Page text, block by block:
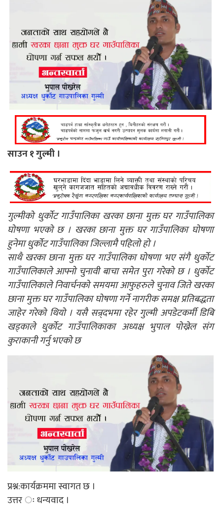
साउन १ गुल्मी ।
गुल्मीको धुर्कोट गाउँपालिका खरका छाना मुक्त घर गाउँपालिका
घोषणा भएको छ । खरका छाना मुक्त घर गाउँपालिका घोषणा
हुनेमा धुर्कोट गाउँपालिका जिल्लामै पहिलो हो ।
साथै खरका छाना मुक्त घर गाउँपालिका घोषणा भए संगै धुर्कोट
गाउँपालिकाले आफ्नो चुनावी बाचा समेत पुरा गरेको छ । धुर्कोट
गाउँपालिकाले निवार्चनको समयमा आफुहरुले चुनाव जिते खरका
छाना मुक्त घर गाउँपालिका घोषणा गर्ने नागरीक समक्ष प्रतिबद्धता
जाहेर गरेको थियो । यसै सन्र्दभमा रहेर गुल्मी अपडेटकर्मी डिबि
खड्काले धुर्कोट गाउँपालिकाका अध्यक्ष भुपाल पोख्रेल संग
कुराकानी गर्नु भएको छ
प्रश्न:कार्यक्रममा स्वागत छ ।
उत्तर ः धन्यवाद ।